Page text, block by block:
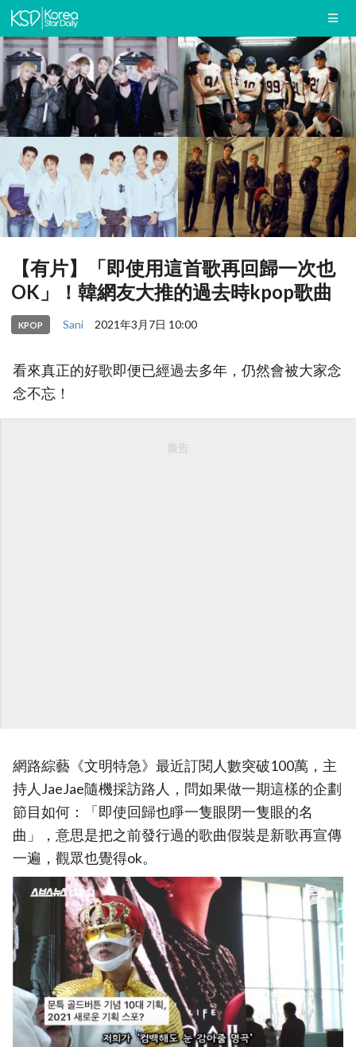
【有片】「即使用這首歌再回歸一次也
OK」！韓網友大推的過去時kpop歌曲
KPOP Sani 2021年3月7日 10:00
看來真正的好歌即便已經過去多年，仍然會被大家念
念不忘！
廣告
網路綜藝《文明特急》最近訂閱人數突破100萬，主
持人JaeJae隨機採訪路人，問如果做一期這樣的企劃
節目如何：「即使回歸也睜一隻眼閉一隻眼的名
曲」，意思是把之前發行過的歌曲假裝是新歌再宣傳
一遍，觀眾也覺得ok。